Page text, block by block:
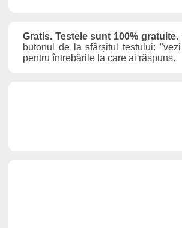
Gratis. Testele sunt 100% gratuite.
butonul de la sfârșitul testului:
pentru întrebările la care ai răspuns.